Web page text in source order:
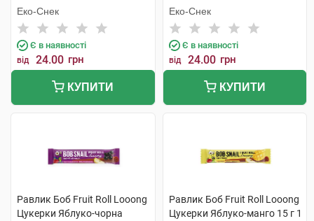
Еко-Снек
Є в наявності
від 24.00 грн
КУПИТИ
Еко-Снек
Є в наявності
від 24.00 грн
КУПИТИ
Равлик Боб Fruit Roll Looong
Цукерки Яблуко-чорна
Равлик Боб Fruit Roll Looong
Цукерки Яблуко-манго 15 г 1